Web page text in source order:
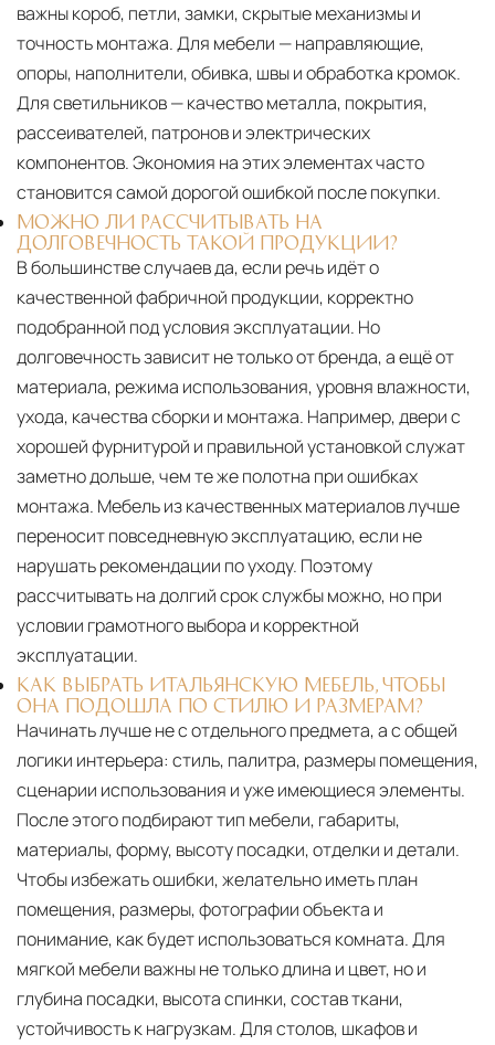
важны короб, петли, замки, скрытые механизмы и
точность монтажа. Для мебели — направляющие,
опоры, наполнители, обивка, швы и обработка кромок.
Для светильников — качество металла, покрытия,
рассеивателей, патронов и электрических
компонентов. Экономия на этих элементах часто
становится самой дорогой ошибкой после покупки.
МОЖНО ЛИ РАССЧИТЫВАТЬ НА
ДОЛГОВЕЧНОСТЬ ТАКОЙ ПРОДУКЦИИ?
В большинстве случаев да, если речь идёт о
качественной фабричной продукции, корректно
подобранной под условия эксплуатации. Но
долговечность зависит не только от бренда, а ещё от
материала, режима использования, уровня влажности,
ухода, качества сборки и монтажа. Например, двери с
хорошей фурнитурой и правильной установкой служат
заметно дольше, чем те же полотна при ошибках
монтажа. Мебель из качественных материалов лучше
переносит повседневную эксплуатацию, если не
нарушать рекомендации по уходу. Поэтому
рассчитывать на долгий срок службы можно, но при
условии грамотного выбора и корректной
эксплуатации.
КАК ВЫБРАТЬ ИТАЛЬЯНСКУЮ МЕБЕЛЬ, ЧТОБЫ
ОНА ПОДОШЛА ПО СТИЛЮ И РАЗМЕРАМ?
Начинать лучше не с отдельного предмета, а с общей
логики интерьера: стиль, палитра, размеры помещения,
сценарии использования и уже имеющиеся элементы.
После этого подбирают тип мебели, габариты,
материалы, форму, высоту посадки, отделки и детали.
Чтобы избежать ошибки, желательно иметь план
помещения, размеры, фотографии объекта и
понимание, как будет использоваться комната. Для
мягкой мебели важны не только длина и цвет, но и
глубина посадки, высота спинки, состав ткани,
устойчивость к нагрузкам. Для столов, шкафов и